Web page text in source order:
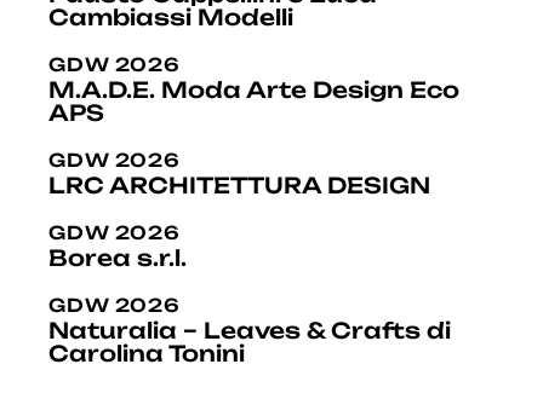
Cambiassi Modelli
GDW 2026
M.A.D.E. Moda Arte Design Eco
APS
GDW 2026
LRC ARCHITETTURA DESIGN
GDW 2026
Borea s.r.l.
GDW 2026
Naturalia – Leaves & Crafts di
Carolina Tonini